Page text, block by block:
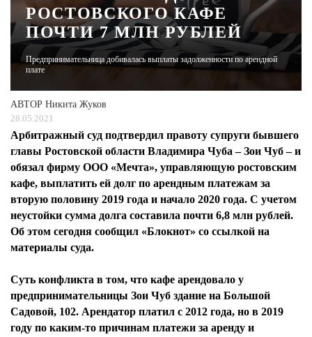
ЖУРНАЛ
РОСТОВСКОГО КАФЕ
ПОЧТИ 7 МЛН РУБЛЕЙ
Предпринимательница добивалась выплаты задолженности по арендной
плате
АВТОР Никита Жуков
28.05.2021
Арбитражный суд подтвердил правоту супруги бывшего
главы Ростовской области Владимира Чуба – Зои Чуб – и
обязал фирму ООО «Мечта», управляющую ростовским
кафе, выплатить ей долг по арендным платежам за
вторую половину 2019 года и начало 2020 года. С учетом
неустойки сумма долга составила почти 6,8 млн рублей.
Об этом сегодня сообщил «Блокнот» со ссылкой на
материалы суда.
Суть конфликта в том, что кафе арендовало у
предпринимательницы Зои Чуб здание на Большой
Садовой, 102. Арендатор платил с 2012 года, но в 2019
году по каким-то причинам платежи за аренду и